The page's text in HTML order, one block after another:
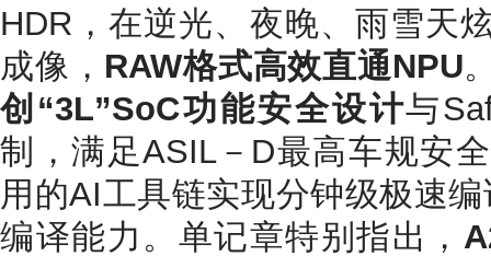
HDR，在逆光、夜晚、雨雪天
成像， RAW格式高效直通NPU
创“3L”SoC功能安全设计与
制，满足ASIL－D最高车规安
用的AI工具链实现分钟级极速
编译能力。单记章特别指出，